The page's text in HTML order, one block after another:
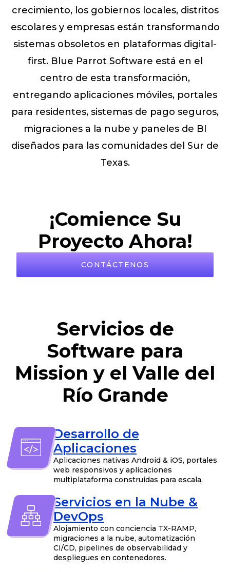
crecimiento, los gobiernos locales, distritos
escolares y empresas están transformando
sistemas obsoletos en plataformas digital-
first. Blue Parrot Software está en el
centro de esta transformación,
entregando aplicaciones móviles, portales
para residentes, sistemas de pago seguros,
migraciones a la nube y paneles de BI
diseñados para las comunidades del Sur de
Texas.
¡Comience Su
Proyecto Ahora!
CONTÁCTENOS
Servicios de
Software para
Mission y el Valle del
Río Grande
Desarrollo de
Aplicaciones
Aplicaciones nativas Android & iOS, portales
web responsivos y aplicaciones
multiplataforma construidas para escala.
Servicios en la Nube &
DevOps
Alojamiento con conciencia TX-RAMP,
migraciones a la nube, automatización
CI/CD, pipelines de observabilidad y
despliegues en contenedores.